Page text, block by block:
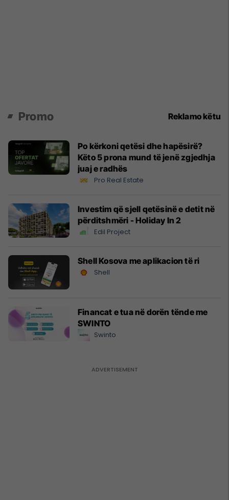
Promo Reklamo këtu
Po kërkoni qetësi dhe hapësirë?
Këto 5 prona mund të jenë zgjedhja
juaj e radhës
Pro Real Estate
Investim që sjell qetësinë e detit në
përditshmëri - Holiday In 2
Edil Project
Shell Kosova me aplikacion të ri
Shell
Financat e tua në dorën tënde me
SWINTO
Swinto